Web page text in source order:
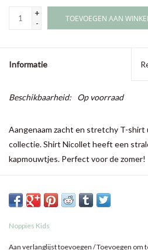
+
-
TOEVOEGEN AAN
Informatie
Beschikbaarheid: Op voorraad
Aangenaam zacht en stretchy T-shirt
collectie. Shirt Nicollet heeft een
kapmouwtjes. Perfect voor de zomer!
makkelijker. Fijn voor je kleine!
Noppies Kids
Aan verlanglijst toevoegen /Toevoegen om